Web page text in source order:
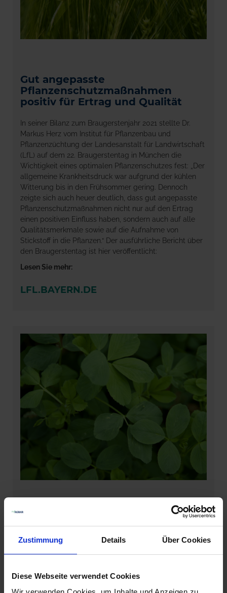
Zustimmung Details Über Cookies
Diese Webseite verwendet Cookies
Gut angepasste
Pflanzenschutzmaßnahmen
positiv für Ertrag und Qualität
In seiner Bilanz zum Braugerstenjahr 2021 stellte Dr.
Markus Herz vom Institut für Pflanzenbau und
Pflanzenzüchtung der Landesanstalt für Landwirtschaft
(LfL) auf dem 22. Braugerstentag in München die
Wichtigkeit eines optimalen Pflanzenschutzes fest: „Der
allgemeine Krankheitsdruck war aufgrund der kühlen
Witterung bis in den Frühsommer gering. Dennoch
zeigte sich auch heuer deutlich, dass gut angepasste
Pflanzenschutzmaßnahmen nicht nur auf den Ertrag
einen positiven Einfluss haben, sondern auch auf alle
Qualitätsmerkmale sowie auf die Aufnahme von
Stickstoff in die Pflanzen.“ Der ausführliche Bericht über
den Braugerstentag ist hier veröffentlicht:
Lesen Sie mehr:
LFL.BAYERN.DE
Forschungsprojekt „NovaLuz“ für
heimisches Eiweißfutter startet
Eiweißfuttermitteln aus heimischen Quellen
voranzubringen. Dafür soll das Verfahren von der